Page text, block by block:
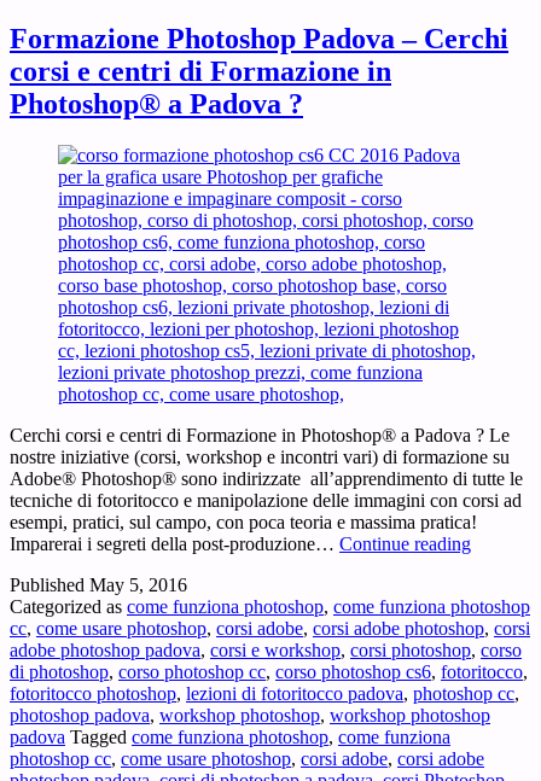
Formazione Photoshop Padova – Cerchi
corsi e centri di Formazione in
Photoshop® a Padova ?
Cerchi corsi e centri di Formazione in Photoshop® a Padova ? Le
nostre iniziative (corsi, workshop e incontri vari) di formazione su
Adobe® Photoshop® sono indirizzate all’apprendimento di tutte le
tecniche di fotoritocco e manipolazione delle immagini con corsi ad
esempi, pratici, sul campo, con poca teoria e massima pratica!
Imparerai i segreti della post-produzione… Continue reading
–
Cerchi
corsi
e
centri
di
in
Published May 5, 2016
Categorized as come funziona photoshop, come funziona photoshop
cc, come usare photoshop, corsi adobe, corsi adobe photoshop, corsi
adobe photoshop padova, corsi e workshop, corsi photoshop, corso
di photoshop, corso photoshop cc, corso photoshop cs6, fotoritocco,
fotoritocco photoshop, lezioni di fotoritocco padova, photoshop cc,
photoshop padova, workshop photoshop, workshop photoshop
padova Tagged come funziona photoshop, come funziona
photoshop cc, come usare photoshop, corsi adobe, corsi adobe